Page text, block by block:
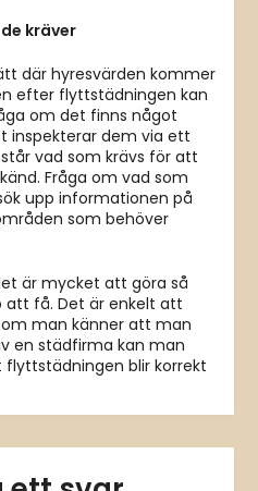
kräver
där hyresvärden kommer
efter flyttstädningen kan
om det finns något
inspekterar dem via ett
vad som krävs för att
Fråga om vad som
upp informationen på
som behöver
är mycket att göra så
att få. Det är enkelt att
om man känner att man
en städfirma kan man
blir korrekt